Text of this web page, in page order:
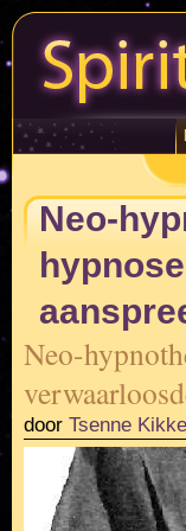
Neo-
Neo-
door Tsenne Kikke